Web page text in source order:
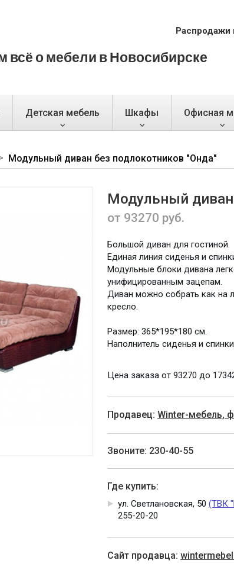
Распродажи
всё о мебели в Новосибирске
Детская мебель Шкафы Офисная
Модульный диван без подлокотников "Онда"
Модульный
от 93270 руб.
Большой диван для гостиной.
Единая линия сиденья и
Модульные блоки дивана
унифицированным зацепам.
Диван можно собрать как на
кресло.
Размер: 365*195*180 см.
Наполнитель сиденья и
Цена заказа от 93270 до
Продавец: Winter-мебель,
Звоните: 230-40-55
Где купить:
ул. Светлановская, 50 (ТВК
255-20-20
Cайт продавца: